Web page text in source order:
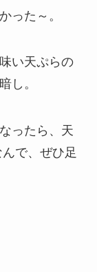
った～。
い天ぷらの
し。
ったら、天
で、ぜひ足